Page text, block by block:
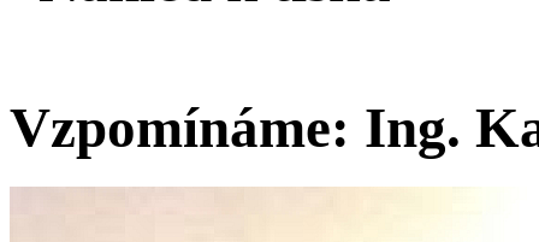
Vzpomínáme: Ing.